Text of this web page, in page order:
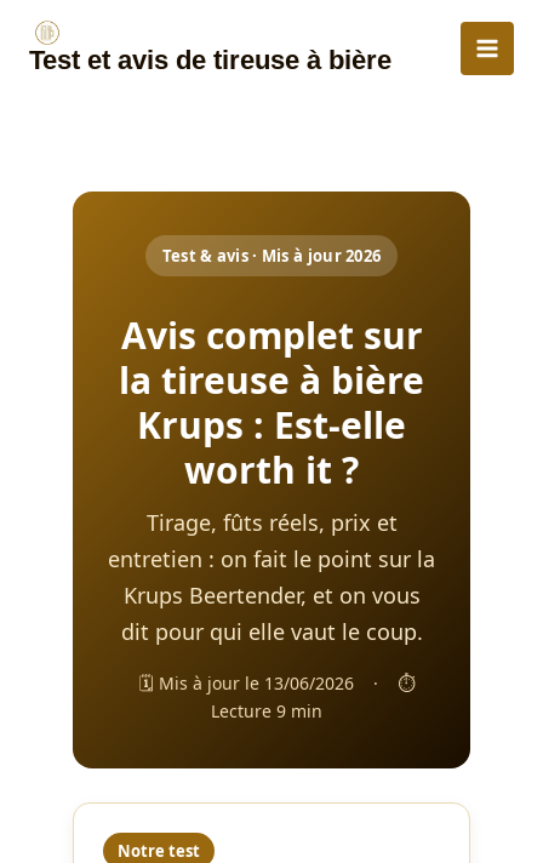
contenu
Test et avis de tireuse à bière
Test & avis · Mis à jour 2026
Avis complet sur
la tireuse à bière
Krups : Est-elle
worth it ?
Tirage, fûts réels, prix et
entretien : on fait le point sur la
Krups Beertender, et on vous
dit pour qui elle vaut le coup.
🗓️ Mis à jour le 13/06/2026 ·
⏱️
Lecture 9 min
Notre test